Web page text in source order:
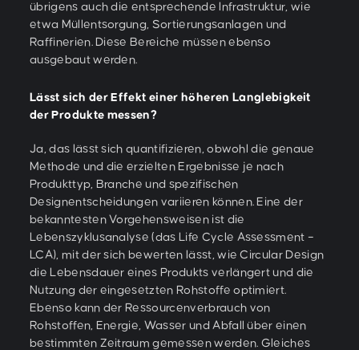
übrigens auch die entsprechende Infrastruktur, wie
etwa Müllentsorgung, Sortierungsanlagen und
Raffinerien. Diese Bereiche müssen ebenso
ausgebaut werden.
Lässt sich der Effekt einer höheren Langlebigkeit
der Produkte messen?
Ja, das lässt sich quantifizieren, obwohl die genaue
Methode und die erzielten Ergebnisse je nach
Produkttyp, Branche und spezifischen
Designentscheidungen variieren können. Eine der
bekanntesten Vorgehensweisen ist die
Lebenszyklusanalyse (das Life Cycle Assessment –
LCA), mit der sich bewerten lässt, wie Circular Design
die Lebensdauer eines Produkts verlängert und die
Nutzung der eingesetzten Rohstoffe optimiert.
Ebenso kann der Ressourcenverbrauch von
Rohstoffen, Energie, Wasser und Abfall über einen
bestimmten Zeitraum gemessen werden. Gleiches